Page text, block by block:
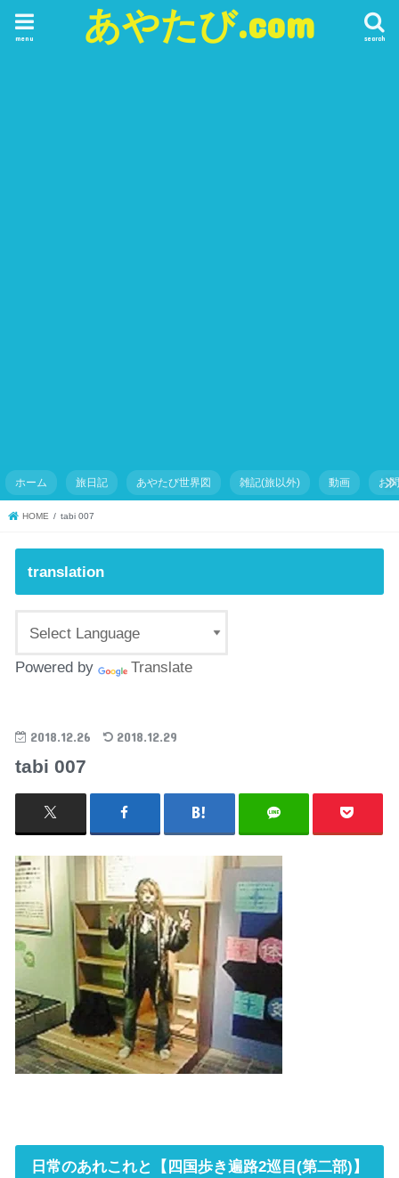
あやたび.com search
menu
ホーム 旅日記 あやたび世界図 雑記(旅以外) 動画 お
HOME tabi 007
translation
Powered by Translate
2018.12.26 2018.12.29
tabi 007
日常のあれこれと【四国歩き遍路2巡目(第二部)】